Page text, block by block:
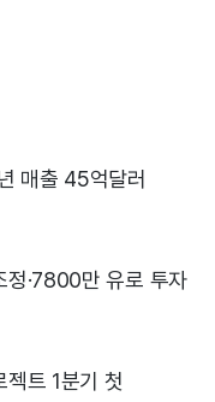
매출 45억달러
·7800만 유로 투자
트 1분기 첫